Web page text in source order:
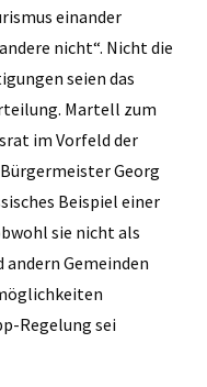
einander
nicht“. Nicht die
seien das
Martell zum
im Vorfeld der
Georg
Beispiel einer
sie nicht als
Gemeinden
Regelung sei